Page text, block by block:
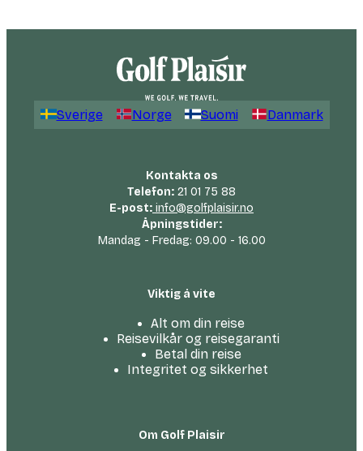
Sverige Norge Suomi Danmark
Kontakta os
Telefon: 21 01 75 88
E-post: info@golfplaisir.no
Åpningstider:
Mandag - Fredag: 09.00 - 16.00
Viktig å vite
Alt om din reise
Reisevilkår og reisegaranti
Betal din reise
Integritet og sikkerhet
Om Golf Plaisir